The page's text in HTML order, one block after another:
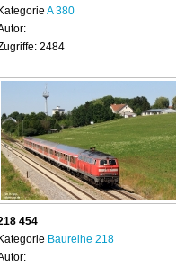
KategorieA 380
2484
454
Baureihe 218